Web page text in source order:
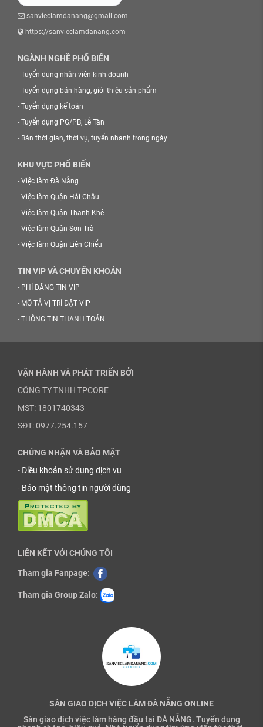
sanvieclamdanang@gmail.com
https://sanvieclamdanang.com
NGÀNH NGHỀ PHỔ BIẾN
- Tuyển dụng nhân viên kinh doanh
- Tuyển dụng bán hàng, giới thiệu sản phẩm
- Tuyển dụng kế toán
- Tuyển dụng PG/PB, Lễ Tân
- Bán thời gian, thời vụ, tuyển nhanh trong ngày
KHU VỰC PHỔ BIẾN
- Việc làm Đà Nẵng
- Việc làm Quận Hải Châu
- Việc làm Quận Thanh Khê
- Việc làm Quận Sơn Trà
- Việc làm Quận Liên Chiểu
TIN VIP VÀ CHUYỂN KHOẢN
- PHÍ ĐĂNG TIN VIP
- MÔ TẢ VỊ TRÍ ĐẶT VIP
- THÔNG TIN THANH TOÁN
VẬN HÀNH VÀ PHÁT TRIỂN BỞI
CÔNG TY TNHH TPCORE
MST: 1801740343
SĐT: 0977.254.157
CHỨNG NHẬN VÀ BẢO MẬT
-Điều khoản sử dụng dịch vụ
- Bảo mật thông tin người dùng
LIÊN KẾT VỚI CHÚNG TÔI
Tham gia Fanpage:
Tham gia Group Zalo:
SÀN GIAO DỊCH VIỆC LÀM ĐÀ NẴNG ONLINE
Sàn giao dịch việc làm hàng đầu tại ĐÀ NẴNG. Tuyển dụng